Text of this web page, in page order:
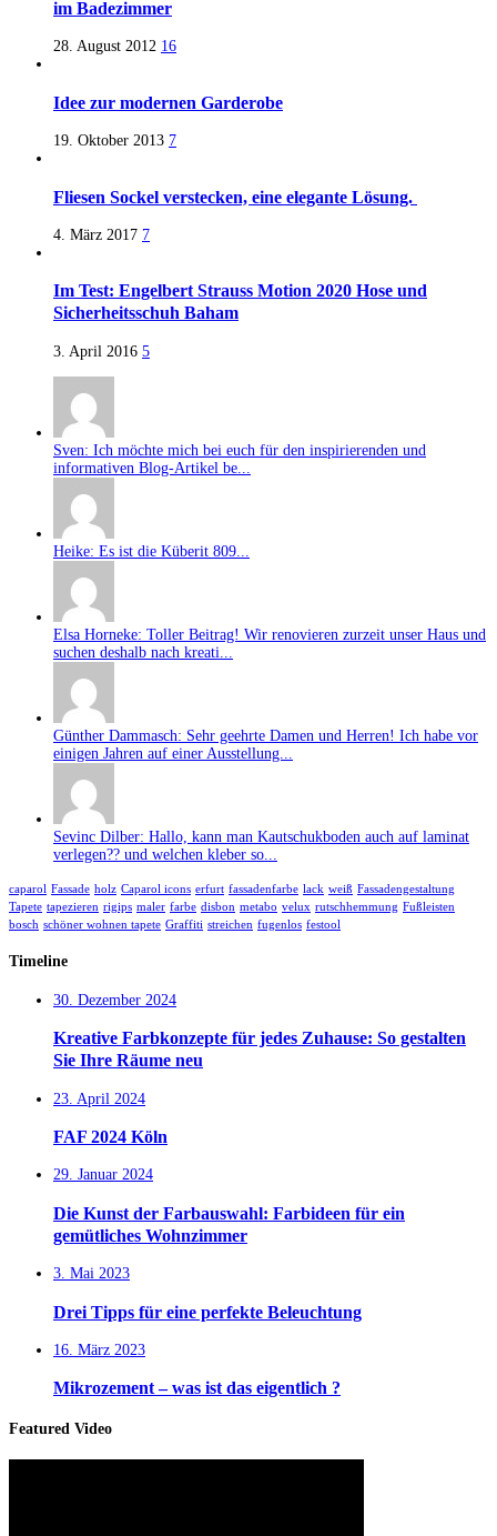
im Badezimmer
28. August 2012 16
Idee zur modernen Garderobe
19. Oktober 2013 7
Fliesen Sockel verstecken, eine elegante Lösung.
4. März 2017 7
Im Test: Engelbert Strauss Motion 2020 Hose und
Sicherheitsschuh Baham
3. April 2016 5
Sven: Ich möchte mich bei euch für den inspirierenden und
informativen Blog-Artikel be...
Heike: Es ist die Küberit 809...
Elsa Horneke: Toller Beitrag! Wir renovieren zurzeit unser Haus und
suchen deshalb nach kreati...
Günther Dammasch: Sehr geehrte Damen und Herren! Ich habe vor
einigen Jahren auf einer Ausstellung...
Sevinc Dilber: Hallo, kann man Kautschukboden auch auf laminat
verlegen?? und welchen kleber so...
caparol Fassade holz Caparol icons erfurt fassadenfarbe lack weiß Fassadengestaltung
Tapete tapezieren rigips maler farbe disbon metabo velux rutschhemmung Fußleisten
bosch schöner wohnen tapete Graffiti streichen fugenlos festool
Timeline
30. Dezember 2024
Kreative Farbkonzepte für jedes Zuhause: So gestalten
Sie Ihre Räume neu
23. April 2024
FAF 2024 Köln
29. Januar 2024
Die Kunst der Farbauswahl: Farbideen für ein
gemütliches Wohnzimmer
3. Mai 2023
Drei Tipps für eine perfekte Beleuchtung
16. März 2023
Mikrozement – was ist das eigentlich ?
Featured Video